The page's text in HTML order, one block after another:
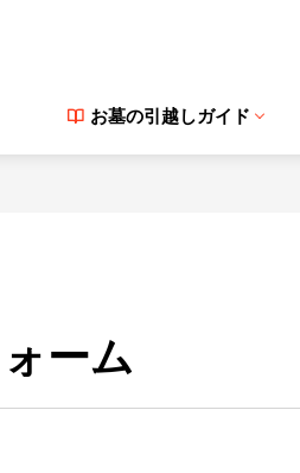
お墓の引越しガイド
ーム